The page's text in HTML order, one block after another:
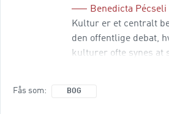
Benedicta Pécseli
Kultur er et centralt
den offentlige debat,
kulturer ofte synes at
Fås som BOG